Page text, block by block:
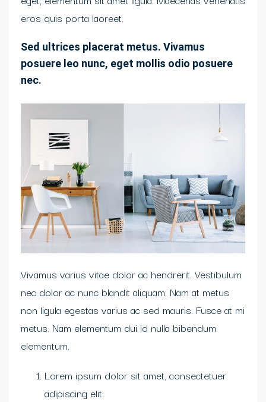
eros quis porta laoreet.
Sed ultrices placerat metus. Vivamus
posuere leo nunc, eget mollis odio posuere
nec.
Vivamus varius vitae dolor ac hendrerit. Vestibulum
nec dolor ac nunc blandit aliquam. Nam at metus
non ligula egestas varius ac sed mauris. Fusce at mi
metus. Nam elementum dui id nulla bibendum
elementum.
Lorem ipsum dolor sit amet, consectetuer
adipiscing elit.